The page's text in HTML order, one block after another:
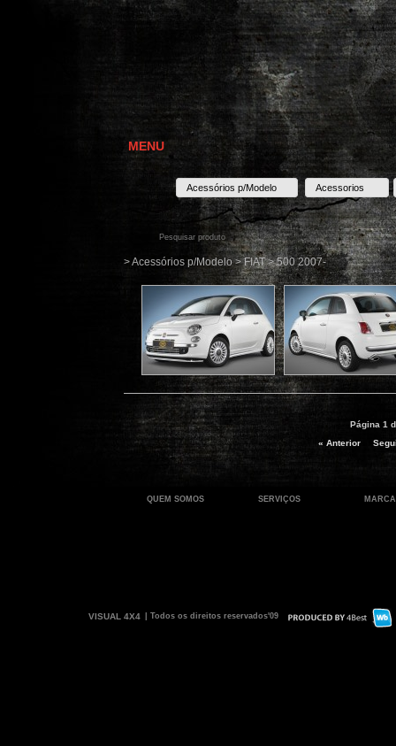
MENU
Acessórios p/Modelo Acessorios
> Acessórios p/Modelo > FIAT > 500 2007-
Página 1
« Anterior
QUEM SOMOS SERVIÇOS
VISUAL 4X4 | Todos os direitos reservados'09